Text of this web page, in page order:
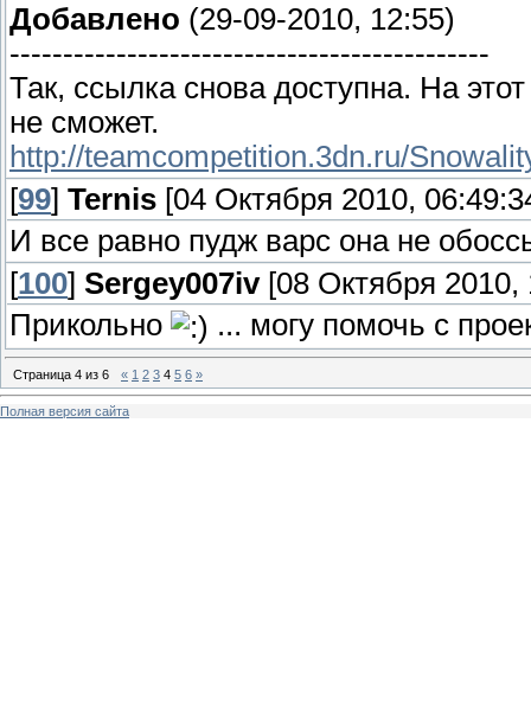
Добавлено (29-09-2010, 12:55)
---------------------------------------------
Так, ссылка снова доступна. На
не сможет.
http://teamcompetition.3dn.ru/
[99] Ternis [04 Октября 2010,
И все равно пудж варс она не
[100] Sergey007iv[08 Октября 2010,
Прикольно
... могу помочь с
Страница 4 из 6 « 1 2 3 4 5 6 »
Полная версия сайта